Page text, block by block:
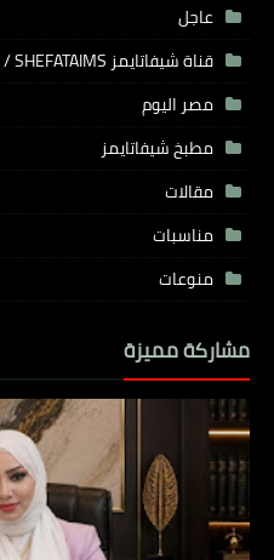
عاجل
قناة شيفاتايمز TV / SHEFATAIMS
مصر اليوم
مطبخ شيفاتايمز
مقالات
مناسبات
منوعات
مشاركة مميزة